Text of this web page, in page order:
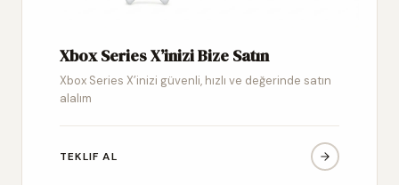
Xbox Series X’inizi Bize Satın
Xbox Series X’inizi güvenli, hızlı ve değerinde satın
alalım
TEKLIF AL